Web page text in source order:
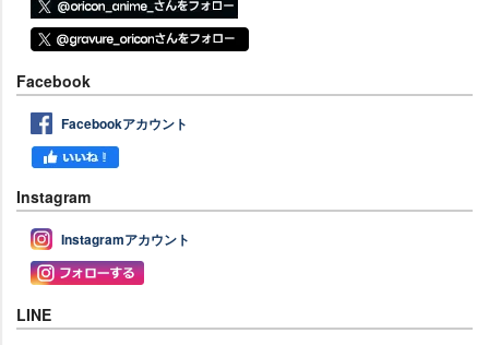
Facebook
Facebookアカウント
Instagram
Instagramアカウント
LINE